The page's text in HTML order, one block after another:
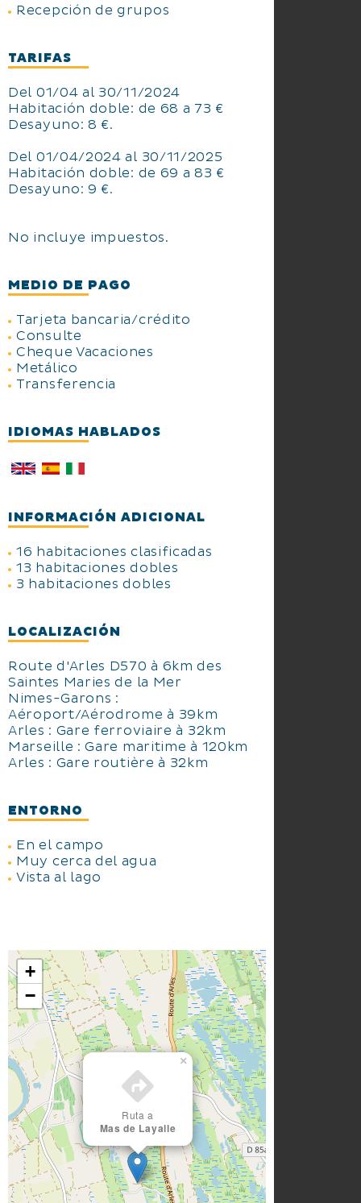
Recepción de grupos
TARIFAS
Del 01/04 al 30/11/2024
Habitación doble: de 68 a 73 €
Desayuno: 8 €.
Del 01/04/2024 al 30/11/2025
Habitación doble: de 69 a 83 €
Desayuno: 9 €.
No incluye impuestos.
MEDIO DE PAGO
Tarjeta bancaria/crédito
Consulte
Cheque Vacaciones
Metálico
Transferencia
IDIOMAS HABLADOS
INFORMACIÓN ADICIONAL
16 habitaciones clasificadas
13 habitaciones dobles
3 habitaciones dobles
LOCALIZACIÓN
Route d'Arles D570 à 6km des
Saintes Maries de la Mer
Nimes-Garons :
Aéroport/Aérodrome à 39km
Arles : Gare ferroviaire à 32km
Marseille : Gare maritime à 120km
Arles : Gare routière à 32km
ENTORNO
En el campo
Muy cerca del agua
Vista al lago
Ruta a
Mas de Layalle
×
+
−